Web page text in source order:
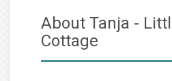
About Tanja -
Cottage